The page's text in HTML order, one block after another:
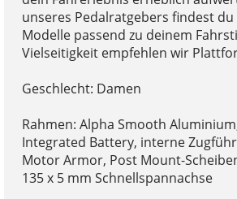
unseres Pedalratgebers findest
Modelle passend zu deinem
Vielseitigkeit empfehlen wir
Geschlecht: Damen
Rahmen: Alpha Smooth
Integrated Battery, interne
Motor Armor, Post Mount-
135 x 5 mm Schnellspannachse